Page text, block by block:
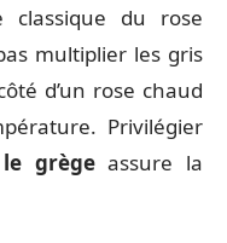
du rose
multiplier les gris
d’un rose chaud
Privilégier
grègeassure la